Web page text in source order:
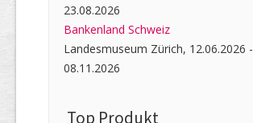
23.08.2026
Bankenland Schweiz
Landesmuseum Zürich, 12.06.2026 -
08.11.2026
Top Produkt